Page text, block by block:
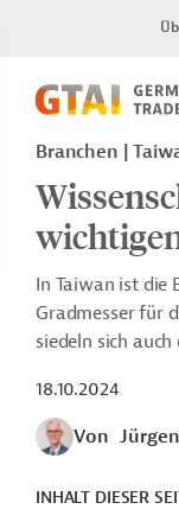
Branchen |
In Taiwan ist die
Gradmesser für
siedeln sich
18.10.2024
Von
INHALT DIESER